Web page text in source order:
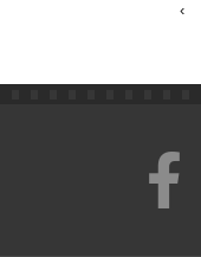
‹